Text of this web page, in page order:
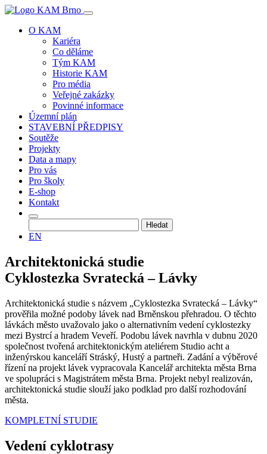
O KAM
Kariéra
Co děláme
Tým KAM
Historie KAM
Pro média
Veřejné zakázky
Povinné informace
Územní plán
STAVEBNÍ PŘEDPISY
Soutěže
Projekty
Data a mapy
Pro vás
Pro školy
E-shop
Kontakt
EN
Architektonická studie
Cyklostezka Svratecká – Lávky
Architektonická studie s názvem „Cyklostezka Svratecká – Lávky“
prověřila možné podoby lávek nad Brněnskou přehradou. O těchto
lávkách město uvažovalo jako o alternativním vedení cyklostezky
mezi Bystrcí a hradem Veveří. Podobu lávek navrhla v dubnu 2020
společnost tvořená architektonickým ateliérem Studio acht a
inženýrskou kanceláří Stráský, Hustý a partneři. Zadání a výběrové
řízení na projekt lávek vypracovala Kancelář architekta města Brna
ve spolupráci s Magistrátem města Brna. Projekt nebyl realizován,
architektonická studie slouží jako podklad pro další rozhodování
města.
KOMPLETNÍ STUDIE
Vedení cyklotrasy